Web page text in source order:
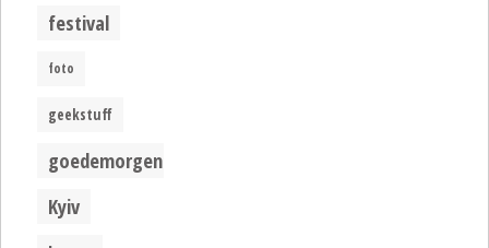
festival
foto
geekstuff
goedemorgen
Kyiv